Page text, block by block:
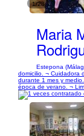
1/28
Maria
Estepona
domicilio. ¬ Cuidadora
durante 1 mes y
época de verano. ¬